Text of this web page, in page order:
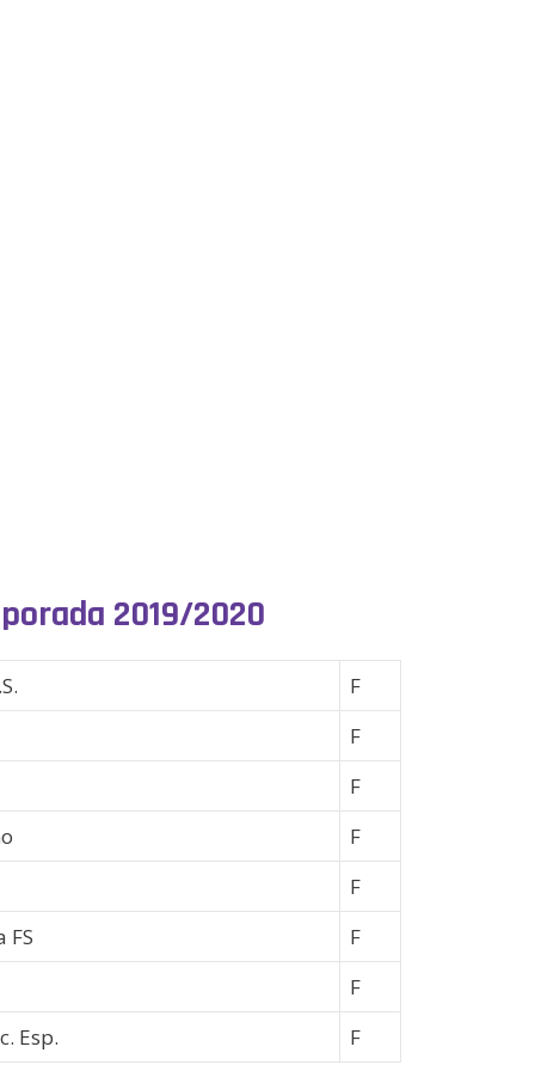
2019/2020
F
F
F
F
F
FS
F
F
Esp.
F